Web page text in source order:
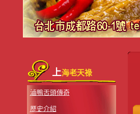
上海老天祿
滷鴨舌頭傳奇
歷史介紹